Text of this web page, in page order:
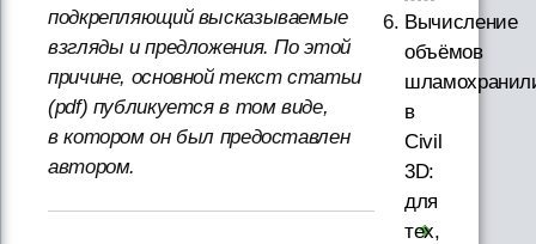
подкрепляющий высказываемые
взгляды и предложения. По этой
причине, основной текст статьи
(pdf) публикуется в том виде,
в котором он был предоставлен
автором.
Вычисление
объёмов
в
Civil
3D:
для
тех,